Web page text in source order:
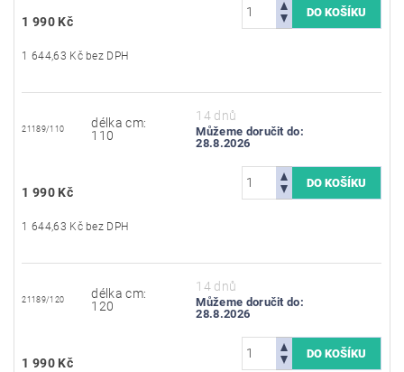
1 990 Kč
1 644,63 Kč bez DPH
21189/110
délka cm:
110
14 dnů
Můžeme doručit do:
28.8.2026
1 990 Kč
1 644,63 Kč bez DPH
21189/120
délka cm:
120
14 dnů
Můžeme doručit do:
28.8.2026
1 990 Kč